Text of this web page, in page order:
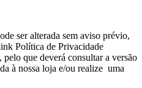
ser alterada sem aviso prévio,
Política de Privacidade
que deverá consultar a versão
à nossa loja e/ou realize uma